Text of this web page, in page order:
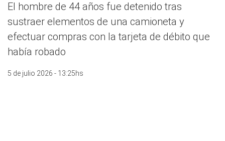
El hombre de 44 años fue detenido tras
sustraer elementos de una camioneta y
efectuar compras con la tarjeta de débito que
había robado
5 de julio 2026 - 13:25hs